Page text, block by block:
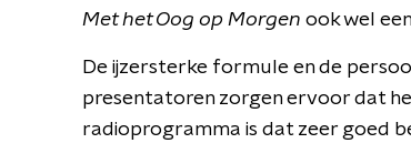
Met het Oog op Morgen ook wel
De ijzersterke formule en de
presentatoren zorgen ervoor dat
radioprogramma is dat zeer goed